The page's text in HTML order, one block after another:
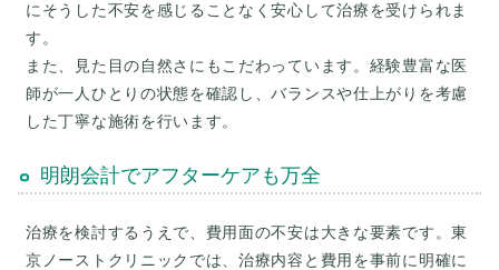
にそうした不安を感じることなく安心して治療を受けられま
す。
また、見た目の自然さにもこだわっています。経験豊富な医
師が一人ひとりの状態を確認し、バランスや仕上がりを考慮
明朗会計でアフターケアも万全
治療を検討するうえで、費用面の不安は大きな要素です。東
京ノーストクリニックでは、治療内容と費用を事前に明確に